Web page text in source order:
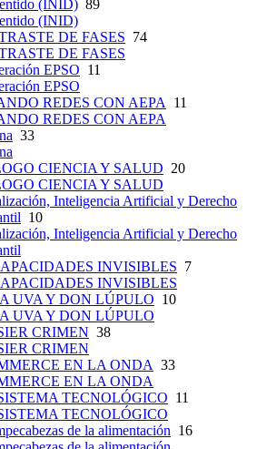
(INID) 89
(INID)
DE FASES 74
DE FASES
EPSO 11
EPSO
REDES CON AEPA 11
REDES CON AEPA
33
CIENCIA Y SALUD 20
CIENCIA Y SALUD
Inteligencia Artificial y Derecho
10
Inteligencia Artificial y Derecho
INVISIBLES 7
INVISIBLES
UVA Y DON LÚPULO 10
UVA Y DON LÚPULO
CRIMEN 38
CRIMEN
EN LA ONDA 33
EN LA ONDA
TECNOLÓGICO 11
TECNOLÓGICO
de la alimentación 16